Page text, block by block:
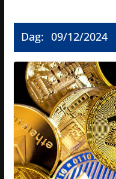
Dag: 09/12/2024